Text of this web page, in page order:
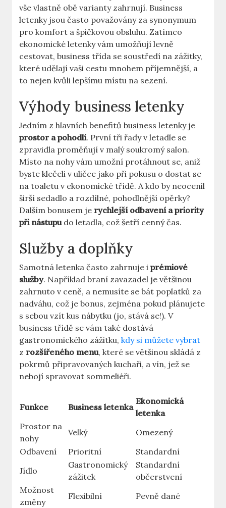
vše vlastně obě varianty zahrnují. Business
letenky jsou často považovány za synonymum
pro komfort a špičkovou obsluhu. Zatímco
ekonomické letenky vám umožňují levně
cestovat, business třída se soustředí na zážitky,
které udělají vaši cestu mnohem příjemnější, a
to nejen kvůli lepšímu místu na sezení.
Výhody business letenky
Jedním z hlavních benefitů business letenky je
prostor a pohodlí. První tři řady v letadle se
zpravidla proměňují v malý soukromý salon.
Místo na nohy vám umožní protáhnout se, aniž
byste klečeli v uličce jako při pokusu o dostat se
na toaletu v ekonomické třídě. A kdo by neocenil
širší sedadlo a rozdílné, pohodlnější opěrky?
Dalším bonusem je rychlejší odbavení a priority
při nástupudo letadla, což šetří cenný čas.
Služby a doplňky
Samotná letenka často zahrnuje iprémiové
služby. Například braní zavazadel je většinou
zahrnuto v ceně, a nemusíte se bát poplatků za
nadváhu, což je bonus, zejména pokud plánujete
s sebou vzít kus nábytku (jo, stává se!). V
business třídě se vám také dostává
gastronomického zážitku,kdy si můžete vybrat
z rozšířeného menu, které se většinou skládá z
pokrmů připravovaných kuchaři, a vín, jež se
nebojí spravovat sommeliéři.
Funkce Business letenka
Ekonomická
letenka
Prostor na
nohy
Velký
Omezený
Odbavení
Prioritní
Standardní
Jídlo
Gastronomický
zážitek
Standardní
občerstvení
Možnost
změny
Flexibilní Pevně dané